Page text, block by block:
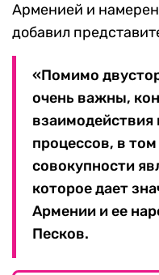
Арменией и
добавил
«Помимо
очень важны,
взаимодействия
процессов, в
совокупности
которое дает
Армении и ее
Песков.